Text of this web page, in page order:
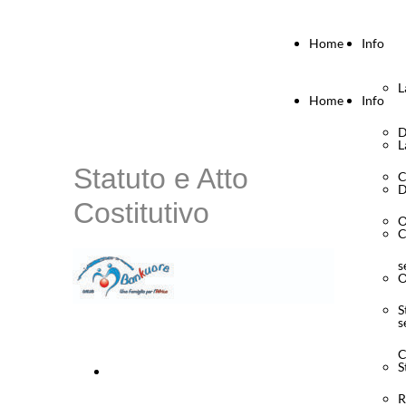
Home Info
Home Info
Statuto e Atto
Costitutivo